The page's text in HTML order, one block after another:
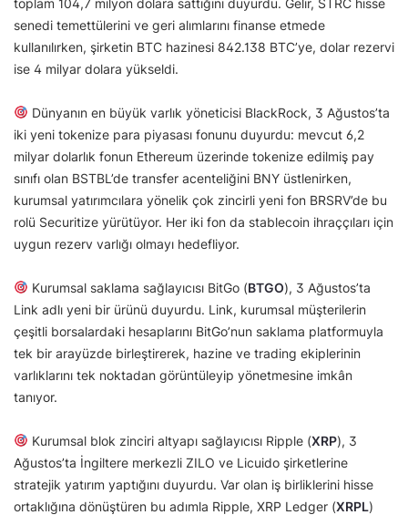
senedi temettülerini ve geri alımlarını finanse etmede
kullanılırken, şirketin BTC hazinesi 842.138 BTC’ye, dolar rezervi
ise 4 milyar dolara yükseldi.
Dünyanın en büyük varlık yöneticisi BlackRock, 3 Ağustos’ta
iki yeni tokenize para piyasası fonunu duyurdu: mevcut 6,2
milyar dolarlık fonun Ethereum üzerinde tokenize edilmiş pay
sınıfı olan BSTBL’de transfer acenteliğini BNY üstlenirken,
kurumsal yatırımcılara yönelik çok zincirli yeni fon BRSRV’de bu
rolü Securitize yürütüyor. Her iki fon da stablecoin ihraççıları için
uygun rezerv varlığı olmayı hedefliyor.
Kurumsal saklama sağlayıcısı BitGo (BTGO), 3 Ağustos’ta
Link adlı yeni bir ürünü duyurdu. Link, kurumsal müşterilerin
çeşitli borsalardaki hesaplarını BitGo’nun saklama platformuyla
tek bir arayüzde birleştirerek, hazine ve trading ekiplerinin
varlıklarını tek noktadan görüntüleyip yönetmesine imkân
tanıyor.
Kurumsal blok zinciri altyapı sağlayıcısı Ripple (XRP), 3
Ağustos’ta İngiltere merkezli ZILO ve Licuido şirketlerine
stratejik yatırım yaptığını duyurdu. Var olan iş birliklerini hisse
ortaklığına dönüştüren bu adımla Ripple, XRP Ledger (XRPL)